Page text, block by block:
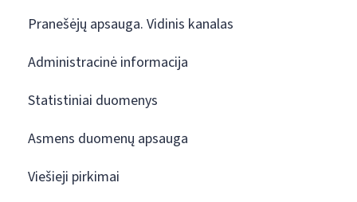
Pranešėjų apsauga. Vidinis kanalas
Administracinė informacija
Statistiniai duomenys
Asmens duomenų apsauga
Viešieji pirkimai